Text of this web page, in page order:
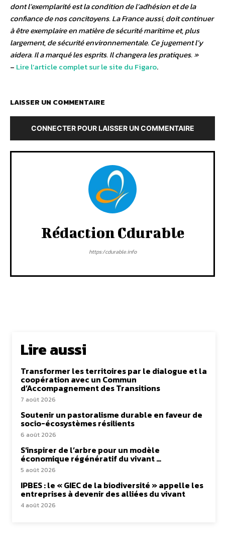
dont l’exemplarité est la condition de l’adhésion et de la
confiance de nos concitoyens. La France aussi, doit continuer
à être exemplaire en matière de sécurité maritime et, plus
largement, de sécurité environnementale. Ce jugement l’y
aidera. Il a marqué les esprits. Il changera les pratiques. »
– Lire l’article complet sur le site du Figaro.
LAISSER UN COMMENTAIRE
CONNECTER POUR LAISSER UN COMMENTAIRE
Rédaction Cdurable
https:/cdurable.info
Lire aussi
Transformer les territoires par le dialogue et la
coopération avec un Commun
d’Accompagnement des Transitions
7 août 2026
Soutenir un pastoralisme durable en faveur de
socio-écosystèmes résilients
6 août 2026
S’inspirer de l’arbre pour un modèle
économique régénératif du vivant …
5 août 2026
IPBES : le « GIEC de la biodiversité » appelle les
entreprises à devenir des alliées du vivant
4 août 2026